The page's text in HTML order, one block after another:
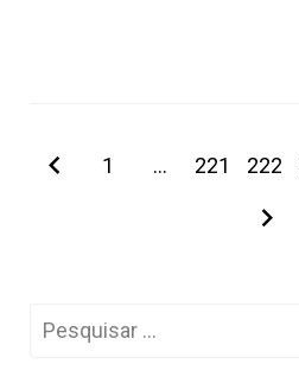
1 … 221 222